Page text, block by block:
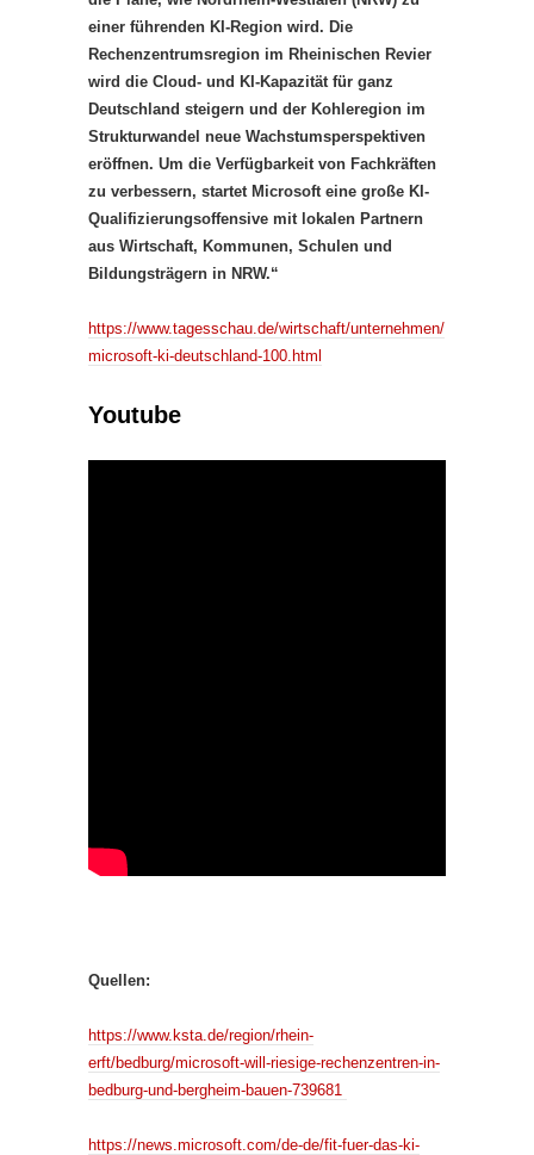
einer führenden KI-Region wird. Die
Rechenzentrumsregion im Rheinischen Revier
wird die Cloud- und KI-Kapazität für ganz
Deutschland steigern und der Kohleregion im
Strukturwandel neue Wachstumsperspektiven
eröffnen. Um die Verfügbarkeit von Fachkräften
zu verbessern, startet Microsoft eine große KI-
Qualifizierungsoffensive mit lokalen Partnern
aus Wirtschaft, Kommunen, Schulen und
Bildungsträgern in NRW.“
https://www.tagesschau.de/wirtschaft/unternehmen/
microsoft-ki-deutschland-100.html
Youtube
Quellen:
https://www.ksta.de/region/rhein-
erft/bedburg/microsoft-will-riesige-rechenzentren-in-
bedburg-und-bergheim-bauen-739681
https://news.microsoft.com/de-de/fit-fuer-das-ki-